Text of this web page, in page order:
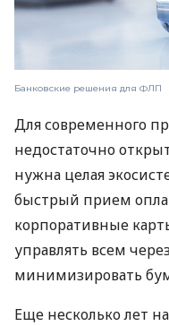
Банковские решения для ФЛП
Для современного
недостаточно
нужна целая
быстрый прием
корпоративные
управлять всем
минимизировать
Еще несколько лет